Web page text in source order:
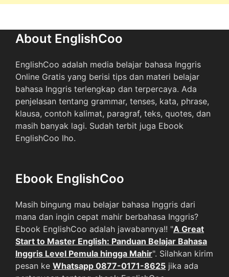
About EnglishCoo
EnglishCoo adalah media belajar bahasa Inggris
Online Gratis yang berisi tips dan materi belajar
bahasa Inggris terlengkap dan terpercaya. Ada
penjelasan tentang grammar, tenses, kata, phrase,
klausa, contoh kalimat, paragraf, teks, quotes, dan
masih banyak lagi. Sudah terbit juga Ebook
EnglishCoo lho.
Ebook EnglishCoo
Masih bingung mau belajar bahasa Inggris dari
mana dan ingin cepat mahir berbahasa Inggris?
Ebook EnglishCoo adalah jawabannya!! "A Great
Start to Master English: Panduan Belajar Bahasa
Inggris Level Pemula hingga Mahir". Silahkan kirim
pesan ke Whatsapp 0877-0171-8625 jika ada